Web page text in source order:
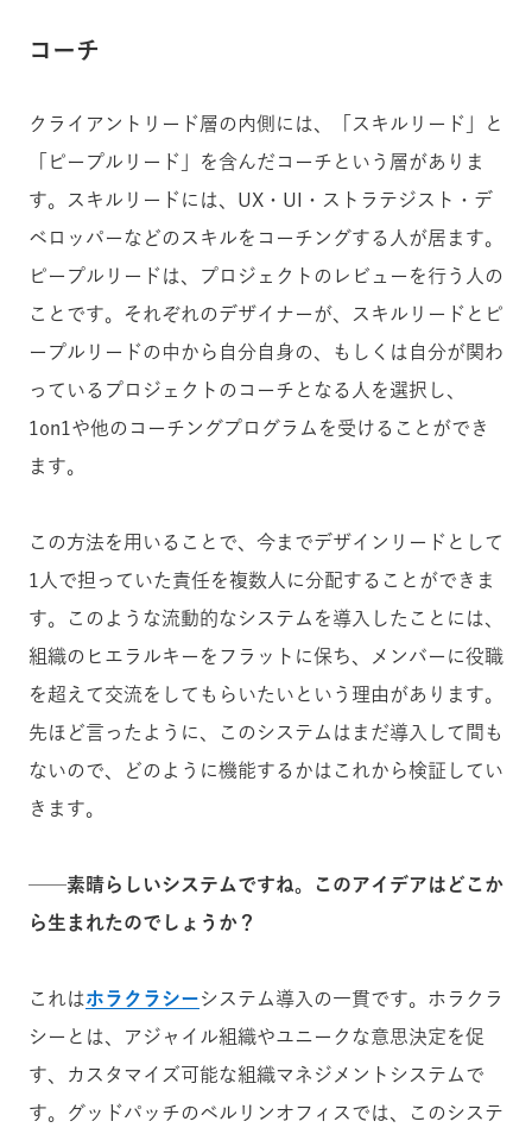
コーチ
クライアントリード層の内側には、「スキルリード」と
「ピープルリード」を含んだコーチという層がありま
す。スキルリードには、UX・UI・ストラテジスト・デ
ベロッパーなどのスキルをコーチングする人が居ます。
ピープルリードは、プロジェクトのレビューを行う人の
ことです。それぞれのデザイナーが、スキルリードとピ
ープルリードの中から自分自身の、もしくは自分が関わ
っているプロジェクトのコーチとなる人を選択し、
1on1や他のコーチングプログラムを受けることができ
ます。
この方法を用いることで、今までデザインリードとして
1人で担っていた責任を複数人に分配することができま
す。このような流動的なシステムを導入したことには、
組織のヒエラルキーをフラットに保ち、メンバーに役職
を超えて交流をしてもらいたいという理由があります。
先ほど言ったように、このシステムはまだ導入して間も
ないので、どのように機能するかはこれから検証してい
きます。
──素晴らしいシステムですね。このアイデアはどこか
ら生まれたのでしょうか？
これはホラクラシーシステム導入の一貫です。ホラクラ
シーとは、アジャイル組織やユニークな意思決定を促
す、カスタマイズ可能な組織マネジメントシステムで
す。グッドパッチのベルリンオフィスでは、このシステ